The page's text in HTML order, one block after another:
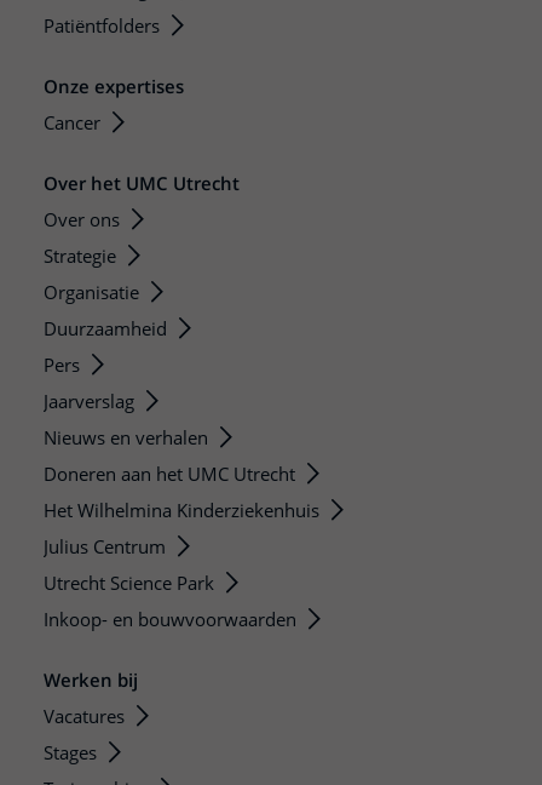
Patiëntfolders
Onze expertises
Cancer
Over het UMC Utrecht
Over ons
Strategie
Organisatie
Duurzaamheid
Pers
Jaarverslag
Nieuws en verhalen
Doneren aan het UMC Utrecht
Het Wilhelmina Kinderziekenhuis
Julius Centrum
Utrecht Science Park
Inkoop- en bouwvoorwaarden
Werken bij
Vacatures
Stages